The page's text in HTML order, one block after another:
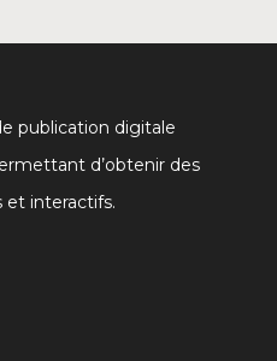
publication digitale
d’obtenir des
et interactifs.